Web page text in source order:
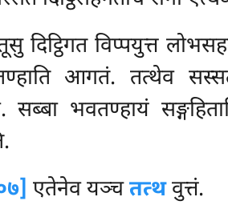
दिट्ठिगत विप्पयुत्त
आगतं. तत्थेव
सब्बा भवतण्हायं
एतेनेव यञ्चतत्थवुत्तं.